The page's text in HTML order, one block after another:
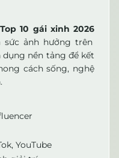
Top 10 gái xinh 2026
ảnh hưởng trên
dụng nền tảng để kết
cách sống, nghệ
YouTube